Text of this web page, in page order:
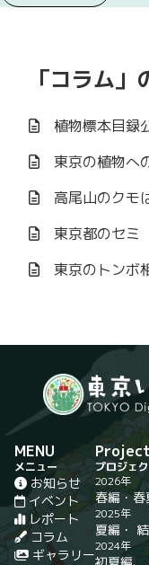
「コラム」
植物標本目録
東京の植物へ
高尾山のクモ
東京都のセミ
東京のトンボ
MENU
メニュー
お知らせ
イベント
レポート
コラム
ギャラリー
プロジェ
2026年
春編 ・ 春
2025年
夏編 ・
2024年
初夏編、